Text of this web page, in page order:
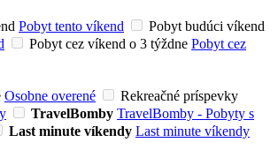
Pobyt tento víkend
Pobyt budúci víkend
Pobyt cez víkend o 3 týždne Pobyt cez
Osobne overené
Rekreačné príspevky
TravelBomby TravelBomby - Pobyty s
Last minute víkendy Last minute víkendy